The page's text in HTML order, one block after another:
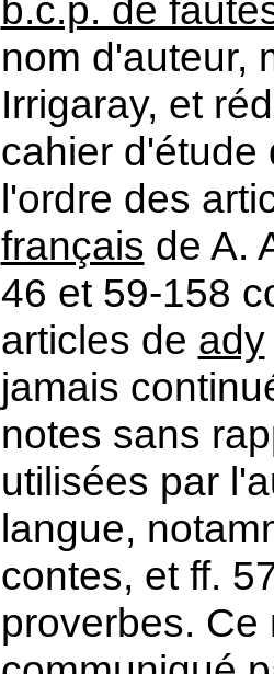
b.c.p. de
nom d'auteur,
Irrigaray, et
cahier d'étude
l'ordre des
français de A.
46 et 59-158
articles de ady
jamais
notes sans
utilisées par
langue,
contes, et ff.
proverbes. Ce